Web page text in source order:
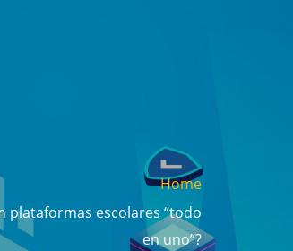
Home
plataformas escolares “todo
en uno”?